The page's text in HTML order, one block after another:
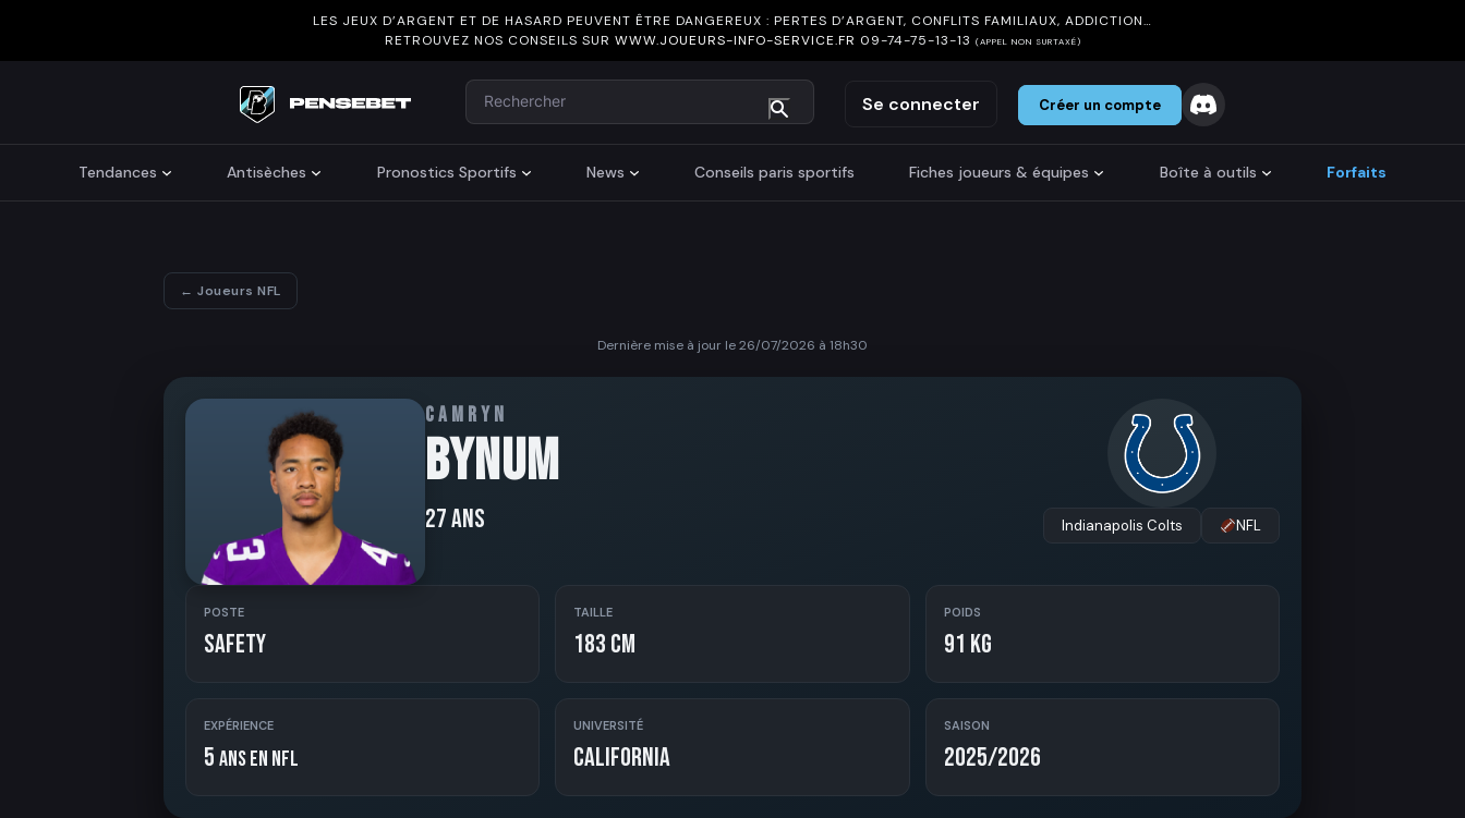
LES JEUX D’ARGENT ET DE HASARD PEUVENT ÊTRE DANGEREUX : PERTES D’ARGENT, CONFLITS FAMILIAUX, ADDICTION…
RETROUVEZ NOS CONSEILS SUR WWW.JOUEURS-INFO-SERVICE.FR 09-74-75-13-13 (APPEL NON SURTAXÉ)
Rechercher
Search Se connecter Créer un compte
Tendances Antisèches Pronostics Sportifs News Conseils paris sportifs Fiches joueurs & équipes Boîte à outils Forfaits
← Joueurs NFL
Dernière mise à jour le 26/07/2026 à 18h30
CAMRYN
BYNUM
27 ans Indianapolis Colts NFL
POSTE
Safety
TAILLE
183 cm
POIDS
91 kg
EXPÉRIENCE
5 ans en NFL
UNIVERSITÉ
California
SAISON
2025/2026